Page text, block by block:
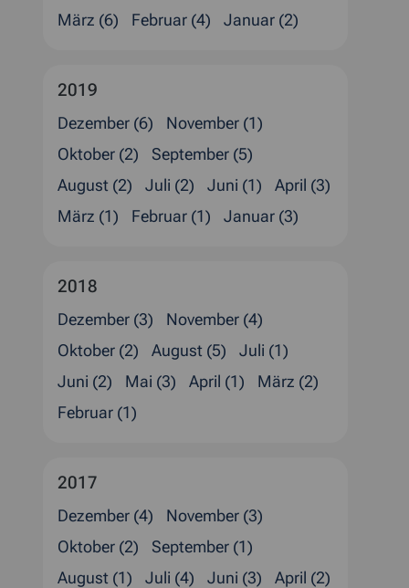
März (6)
Februar (4) Januar (2)
2019
Dezember (6)
November (1)
Oktober (2)
September (5)
August (2)
Juli (2) Juni (1)
April (3)
März (1)
Februar (1) Januar (3)
2018
Dezember (3)
November (4)
Oktober (2)
August (5)
Juli (1)
Juni (2)
Mai (3) April (1)
März (2)
Februar (1)
2017
Dezember (4)
November (3)
Oktober (2)
September (1)
August (1)
Juli (4) Juni (3) April (2)